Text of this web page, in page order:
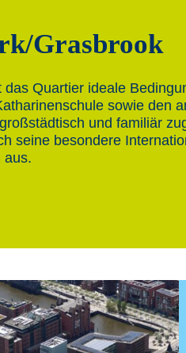
Grasbrook
Quartier ideale
sowie den
und familiär
seine besondere
aus.